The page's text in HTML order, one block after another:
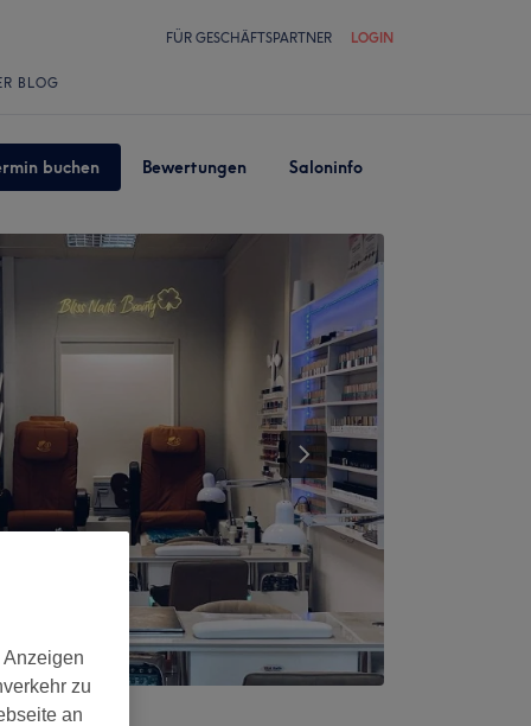
FÜR GESCHÄFTSPARTNER LOGIN
BLOG
buchen Bewertungen Saloninfo
zu
an